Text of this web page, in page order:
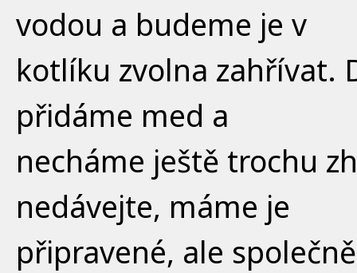
vodou a budeme je v
kotlíku zvolna zahřívat.
přidáme med a
necháme ještě trochu
nedávejte, máme je
připravené, ale